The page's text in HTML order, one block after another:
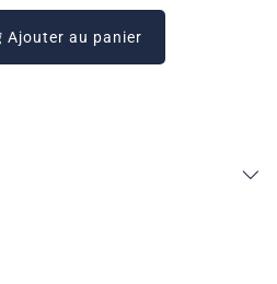
Ajouter au panier